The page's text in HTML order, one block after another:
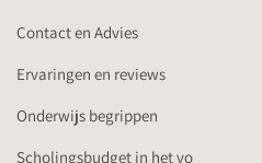
Contact en Advies
Ervaringen en reviews
Onderwijs begrippen
Scholingsbudget in het vo